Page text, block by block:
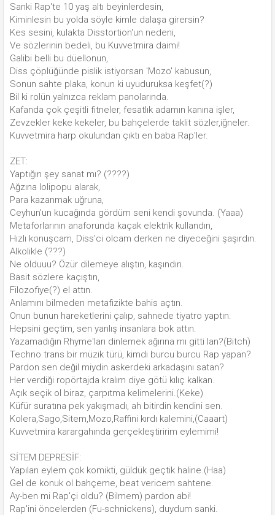
Sanki Rap'te 10 yaş altı beyinlerdesin,
Kiminlesin bu yolda söyle kimle dalaşa girersin?
Kes sesini, kulakta Disstortion'un nedeni,
Ve sözlerinin bedeli, bu Kuvvetmira daimi!
Galibi belli bu düellonun,
Diss çöplüğünde pislik istiyorsan 'Mozo' kabusun,
Sonun sahte plaka, konun ki uyuduruksa keşfet(?)
Bil ki rolün yalnızca reklam panolarında.
Kafanda çok çeşitli fitneler, fesatlık adamın kanına işler,
Zevzekler keke kekeler, bu bahçelerde taklit sözler,iğneler.
Kuvvetmira harp okulundan çıktı en baba Rap'ler.
ZET:
Yaptığın şey sanat mı? (????)
Ağzına lolipopu alarak,
Para kazanmak uğruna,
Ceyhun'un kucağında gördüm seni kendi şovunda. (Yaaa)
Metaforlarının anaforunda kaçak elektrik kullandın,
Hızlı konuşcam, Diss'ci olcam derken ne diyeceğini şaşırdın.
Alkolikle (???)
Ne olduuu? Özür dilemeye alıştın, kaşındın.
Basit sözlere kaçıştın,
Filozofiye(?) el attın.
Anlamını bilmeden metafizikte bahis açtın.
Onun bunun hareketlerini çalıp, sahnede tiyatro yaptın.
Hepsini geçtim, sen yanlış insanlara bok attın.
Yazamadığın Rhyme'ları dinlemek ağırına mı gitti lan?(Bitch)
Techno trans bir müzik türü, kimdi burcu burcu Rap yapan?
Pardon sen değil miydin askerdeki arkadaşını satan?
Her verdiği ropörtajda kralım diye götü kılıç kalkan.
Açık seçik ol biraz, çarpıtma kelimelerini.(Keke)
Küfür suratına pek yakışmadı, ah bitirdin kendini sen.
Kolera,Sago,Sitem,Mozo,Raffini kırdı kalemini,(Caaart)
Kuvvetmira karargahında gerçekleştiririm eylemimi!
SİTEM DEPRESİF:
Yapılan eylem çok komikti, güldük geçtik haline.(Haa)
Gel de konuk ol bahçeme, beat vericem sahtene.
Ay-ben mi Rap'çi oldu? (Bilmem) pardon abi!
Rap'ini öncelerden (Fu-schnickens), duydum sanki.